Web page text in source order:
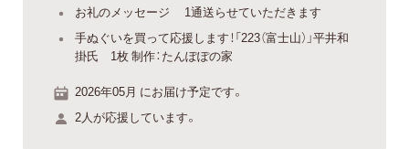
お礼のメッセージ 1通送らせていただきます
手ぬぐいを買って応援します！「223（富士山）」平井和
掛氏 1枚 制作：たんぽぽの家
2026年05月 にお届け予定です。
2人が応援しています。